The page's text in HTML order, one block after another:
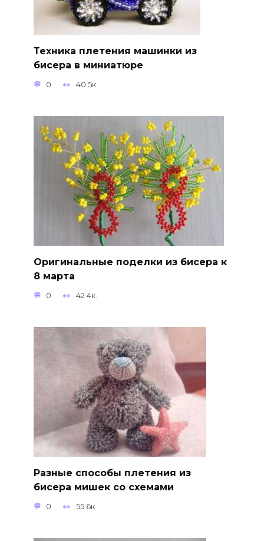
Техника плетения машинки из
бисера в миниатюре
0 40.5к.
Оригинальные поделки из бисера к
8 марта
0 42.4к.
Разные способы плетения из
бисера мишек со схемами
0 55.6к.